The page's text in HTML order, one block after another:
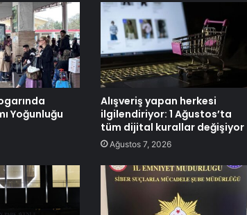
Yoğunluğu
Alışveriş yapan herkesi
ilgilendiriyor: 1 Ağustos’ta
tüm dijital kurallar değişiyor
Ağustos 7, 2026